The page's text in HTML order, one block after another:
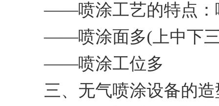
——喷涂工艺的特点：
——喷涂面多(上中下
——喷涂工位多
三、无气喷涂设备的造